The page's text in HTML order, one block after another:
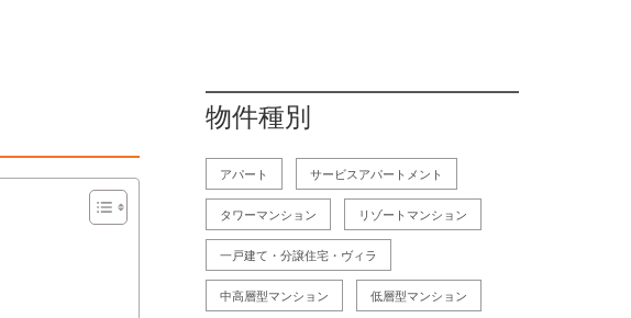
物件種別
アパート サービスアパートメント
タワーマンション リゾートマンション
一戸建て・分譲住宅・ヴィラ
中高層型マンション 低層型マンション